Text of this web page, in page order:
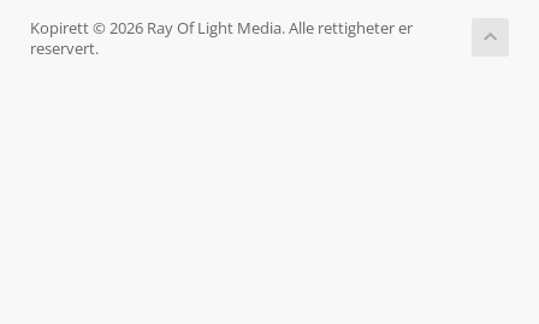
Kopirett © 2026 Ray Of Light Media. Alle rettigheter er
reservert.